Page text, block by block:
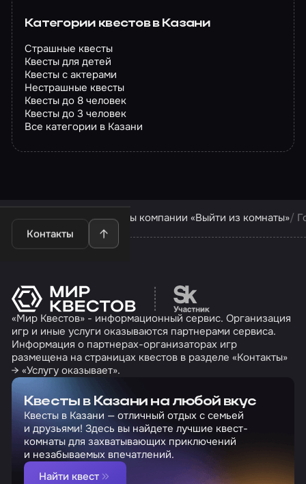
Категории квестов в Казани
Страшные квесты
Квесты для детей
Квесты с актерами
Нестрашные квесты
Квесты до 8 человек
Квесты до 3 человек
Все категории в Казани
Контакты
Квесты в Казани Квесты компании «Выйти из комнаты»
Перейти на сайт
«Мир Квестов» - информационный сервис. Организация
игр и иные услуги оказываются партнерами сервиса.
Информация о партнерах-организаторах игр
размещена на страницах квестов в разделе «Контакты»
→ «Услугу оказывает».
Квесты в Казани на любой вкус
Квесты в Казани — отличный отдых с семьей
и друзьями! Здесь вы найдете лучшие квест-
комнаты для захватывающих приключений
и незабываемых впечатлений.
Найти квест